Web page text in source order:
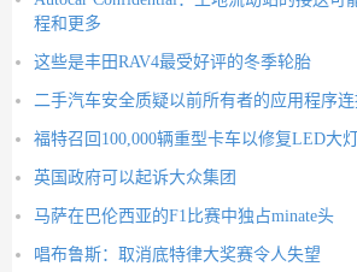
程和更多
这些是丰田RAV4最受好评的冬季轮胎
二手汽车安全质疑以前所有者的应用程序
福特召回100,000辆重型卡车以修复LED大
英国政府可以起诉大众集团
马萨在巴伦西亚的F1比赛中独占minate头
唱布鲁斯：取消底特律大奖赛令人失望